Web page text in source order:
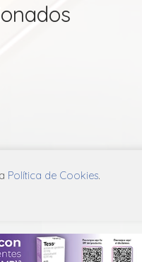
Política de Cookies.